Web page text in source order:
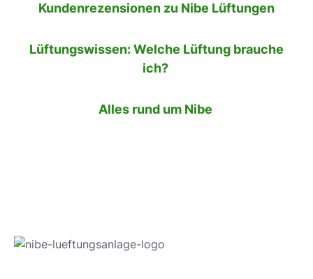
Kundenrezensionen zu Nibe Lüftungen
Lüftungswissen: Welche Lüftung brauche
ich?
Alles rund um Nibe